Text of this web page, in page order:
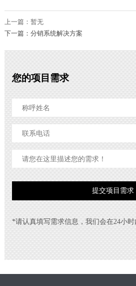
上一篇：暂无
下一篇：分销系统解决方案
您的项目需求
*请认真填写需求信息，我们会在24小时